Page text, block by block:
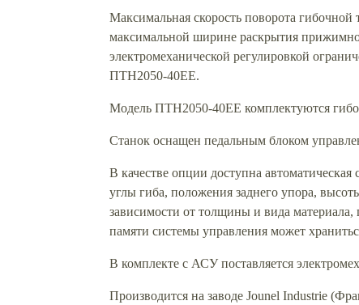
Максимальная скорость поворота
максимальной ширине раскрытия
электромеханической регулировкой
ПТН2050-40ЕЕ.
Модель ПТН2050-40ЕЕ комплектуются
Станок оснащен педальным блоком
В качестве опции доступна
углы гиба, положения заднего упора,
зависимости от толщины и вида материала,
памяти системы управления может
В комплекте с АСУ поставляется
Производится на заводе Jounel Industrie